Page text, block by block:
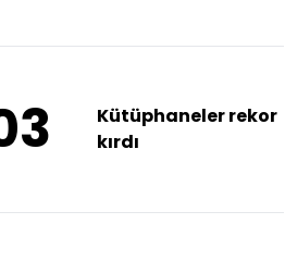
Kütüphaneler rekor
kırdı